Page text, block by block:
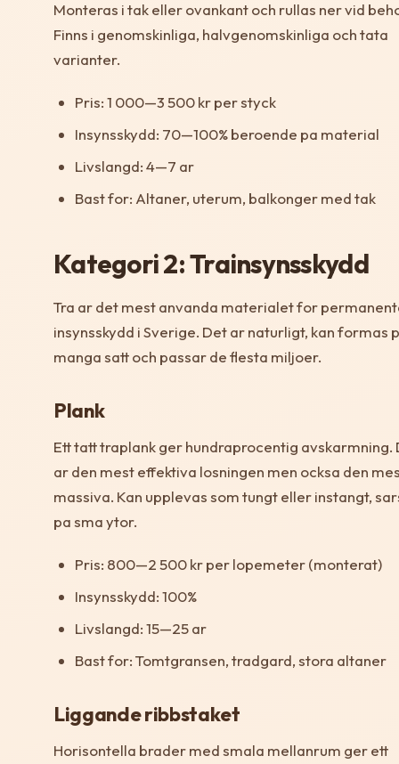
Monteras i tak eller ovankant och rullas ner vid
Finns i genomskinliga, halvgenomskinliga och tata
varianter.
Pris: 1 000—3 500 kr per styck
Insynsskydd: 70—100% beroende pa material
Livslangd: 4—7 ar
Bast for: Altaner, uterum, balkonger med tak
Kategori 2: Trainsynsskydd
Tra ar det mest anvanda materialet for
insynsskydd i Sverige. Det ar naturligt, kan formas
manga satt och passar de flesta miljoer.
Plank
Ett tatt traplank ger hundraprocentig avskarmning.
ar den mest effektiva losningen men ocksa den
massiva. Kan upplevas som tungt eller instangt,
pa sma ytor.
Pris: 800—2 500 kr per lopemeter (monterat)
Insynsskydd: 100%
Livslangd: 15—25 ar
Bast for: Tomtgransen, tradgard, stora altaner
Liggande ribbstaket
Horisontella brader med smala mellanrum ger ett